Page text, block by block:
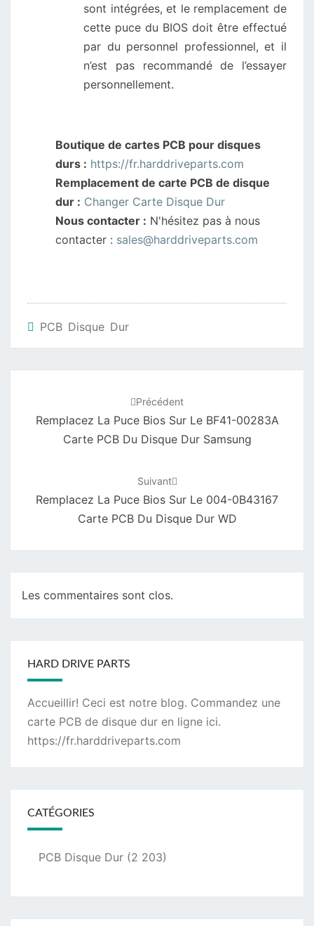
sont intégrées, et le remplacement de
cette puce du BIOS doit être effectué
par du personnel professionnel, et il
n’est pas recommandé de l’essayer
personnellement.
Boutique de cartes PCB pour disques
durs : https://fr.harddriveparts.com
Remplacement de carte PCB de disque
dur : Changer Carte Disque Dur
Nous contacter : N'hésitez pas à nous
contacter : sales@harddriveparts.com
PCB Disque Dur
Précédent
Remplacez La Puce Bios Sur Le BF41-00283A
Carte PCB Du Disque Dur Samsung
Suivant
Remplacez La Puce Bios Sur Le 004-0B43167
Carte PCB Du Disque Dur WD
Les commentaires sont clos.
HARD DRIVE PARTS
Accueillir! Ceci est notre blog. Commandez une
carte PCB de disque dur en ligne ici.
https://fr.harddriveparts.com
CATÉGORIES
PCB Disque Dur (2 203)